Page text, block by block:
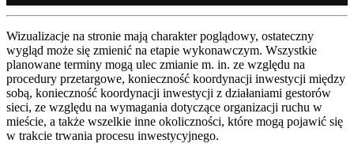
Wizualizacje na stronie mają charakter poglądowy, ostateczny
wygląd może się zmienić na etapie wykonawczym. Wszystkie
planowane terminy mogą ulec zmianie m. in. ze względu na
procedury przetargowe, konieczność koordynacji inwestycji między
sobą, konieczność koordynacji inwestycji z działaniami gestorów
sieci, ze względu na wymagania dotyczące organizacji ruchu w
mieście, a także wszelkie inne okoliczności, które mogą pojawić się
w trakcie trwania procesu inwestycyjnego.